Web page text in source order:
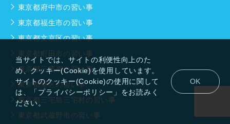
当サイトでは、サイトの利便性向上のた
め、クッキー(Cookie)を使用しています。
サイトのクッキー(Cookie)の使用に関して
は、「プライバシーポリシー」をお読みく
ださい。
OK
東京都府中市の習い事
東京都福生市の習い事
東京都文京区の習い事
東京都町田市の習い事
東京都三鷹市の習い事
東京都港区の習い事
東京都三宅島三宅村の習い事
東京都武蔵野市の習い事